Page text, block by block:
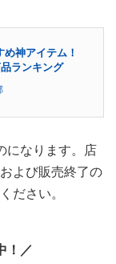
め神アイテム！
ランキング
になります。店
よび販売終了の
ださい。
！／